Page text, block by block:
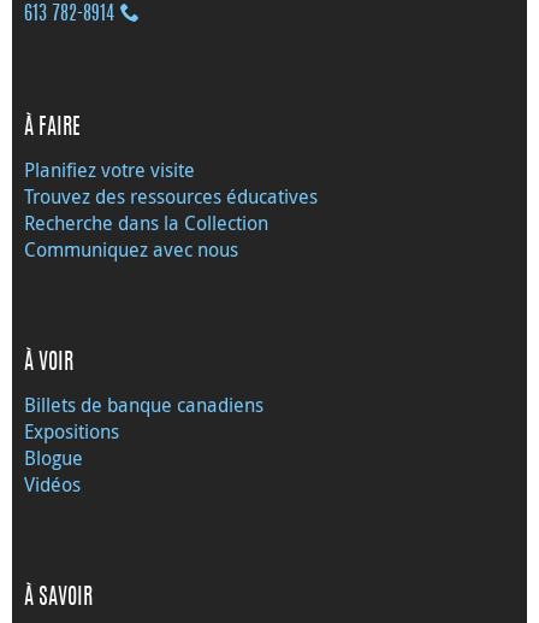
613 782‑8914
À FAIRE
Planifiez votre visite
Trouvez des ressources éducatives
Recherche dans la Collection
Communiquez avec nous
À VOIR
Billets de banque canadiens
Expositions
Blogue
Vidéos
À SAVOIR